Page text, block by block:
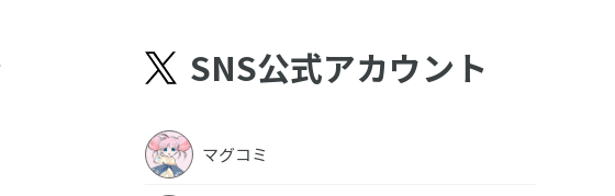
SNS公式アカウント
マグコミ